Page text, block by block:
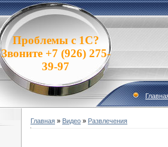
Проблемы с 1С?
Звоните +7 (926) 275-
39-97
Главная » Видео » Развлечения